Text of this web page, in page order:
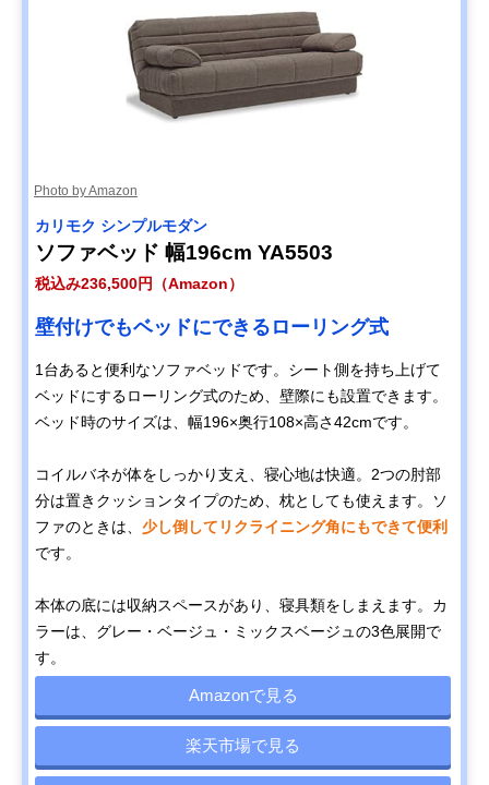
Photo by Amazon
カリモク シンプルモダン
ソファベッド 幅196cm YA5503
税込み236,500円（Amazon）
壁付けでもベッドにできるローリング式
1台あると便利なソファベッドです。シート側を持ち上げて
ベッドにするローリング式のため、壁際にも設置できます。
ベッド時のサイズは、幅196×奥行108×高さ42cmです。
コイルバネが体をしっかり支え、寝心地は快適。2つの肘部
分は置きクッションタイプのため、枕としても使えます。ソ
ファのときは、 少し倒してリクライニング角にもできて便利
です。
本体の底には収納スペースがあり、寝具類をしまえます。カ
ラーは、グレー・ベージュ・ミックスベージュの3色展開で
す。
Amazonで見る
楽天市場で見る